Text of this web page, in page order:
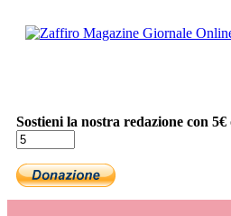
Sostieni la nostra redazione con